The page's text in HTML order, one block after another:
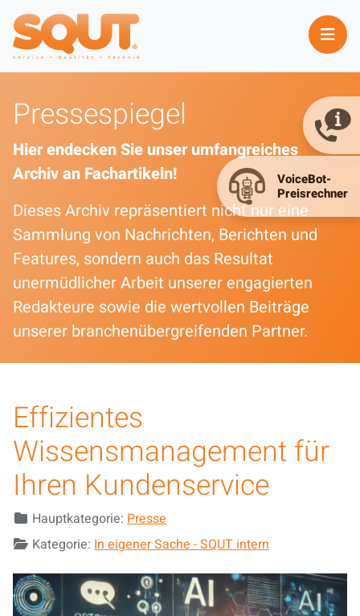
Pressespiegel
Hier endecken Sie unser umfangreiches
Archiv an Fachartikeln!
Dieses Archiv repräsentiert nicht nur eine
Sammlung von Nachrichten, Berichten und
Features, sondern auch das Resultat
unermüdlicher Arbeit unserer engagierten
Redakteure sowie die wertvollen Beiträge
unserer branchenübergreifenden Partner.
Effizientes
Wissensmanagement für
Ihren Kundenservice
DetailsHauptkategorie: Presse
Kategorie: In eigener Sache - SQUT intern